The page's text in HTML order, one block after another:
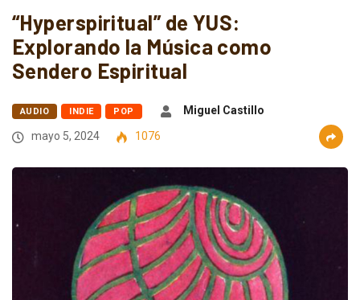
“Hyperspiritual” de YUS:
Explorando la Música como
Sendero Espiritual
AUDIO INDIE POP
Miguel Castillo
mayo 5, 2024
1076